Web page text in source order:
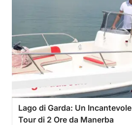
Lago di Garda: Un Incantevole
Tour di 2 Ore da Manerba